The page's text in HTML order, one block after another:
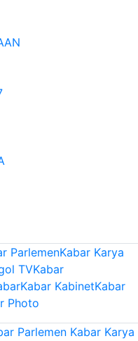
ParlemenKabar Karya
TVKabar
Kabar KabinetKabar
Photo
Parlemen Kabar Karya